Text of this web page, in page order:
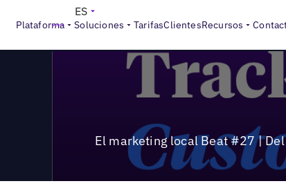
Plataforma Soluciones TarifasClientesRecursos
ES
Local Marketing Beat El marketing local Beat #27
El marketing local Beat #27 |